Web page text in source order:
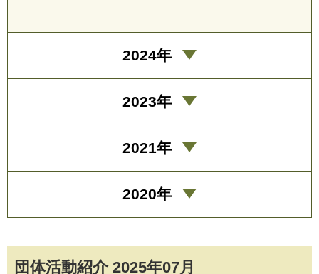
団体活動紹介 2025年07月
2024年
2023年
2021年
2020年